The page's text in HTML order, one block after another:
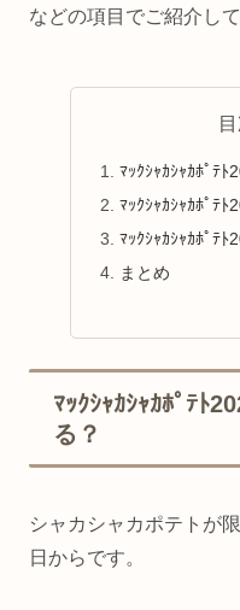
などの項目でご紹介し
ﾏｯｸｼｬｶｼｬｶﾎﾟﾃ
ﾏｯｸｼｬｶｼｬｶﾎﾟﾃ
ﾏｯｸｼｬｶｼｬｶﾎﾟﾃ
まとめ
ﾏｯｸｼｬｶｼｬｶﾎﾟﾃﾄ
る？
シャカシャカポテトが
日からです。